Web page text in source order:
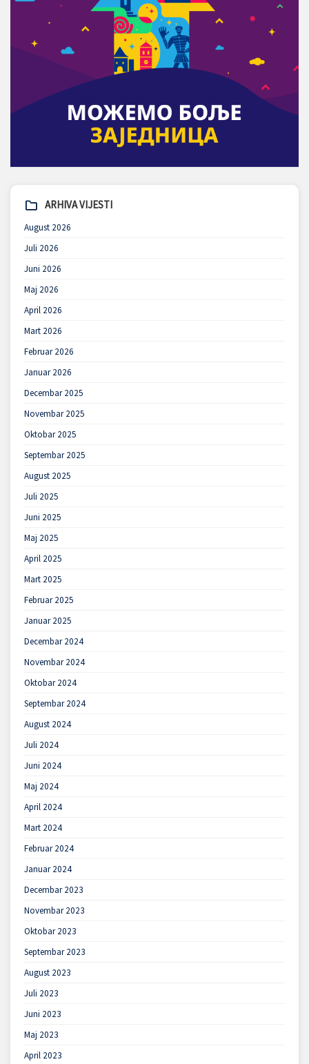
ARHIVA VIJESTI
August 2026
Juli 2026
Juni 2026
Maj 2026
April 2026
Mart 2026
Februar 2026
Januar 2026
Decembar 2025
Novembar 2025
Oktobar 2025
Septembar 2025
August 2025
Juli 2025
Juni 2025
Maj 2025
April 2025
Mart 2025
Februar 2025
Januar 2025
Decembar 2024
Novembar 2024
Oktobar 2024
Septembar 2024
August 2024
Juli 2024
Juni 2024
Maj 2024
April 2024
Mart 2024
Februar 2024
Januar 2024
Decembar 2023
Novembar 2023
Oktobar 2023
Septembar 2023
August 2023
Juli 2023
Juni 2023
Maj 2023
April 2023